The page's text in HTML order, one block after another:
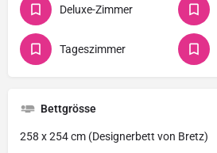
Deluxe-Zimmer
Tageszimmer
Bettgrösse
258 x 254 cm (Designerbett von Bretz)